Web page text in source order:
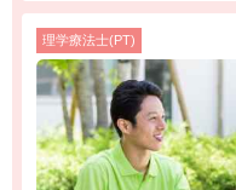
理学療法士(PT)